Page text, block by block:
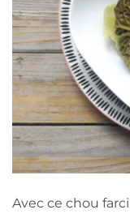
Avec ce chou